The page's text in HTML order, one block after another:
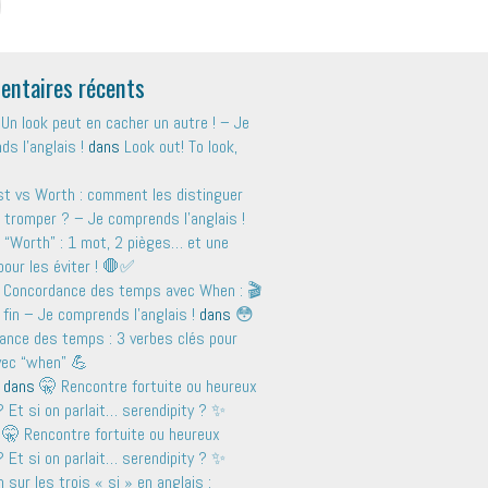
récents
look peut en cacher un autre ! – Je
l'anglais ! dans Look out! To look,
vs Worth : comment les distinguer
? – Je comprends l'anglais !
: 1 mot, 2 pièges… et une
les éviter ! 🛑✅
des temps avec When : 🎬
– Je comprends l'anglais ! dans 😳
des temps : 3 verbes clés pour
“when” 💪
🤫 Rencontre fortuite ou heureux
Et si on parlait… serendipity ? ✨
🤫 Rencontre fortuite ou heureux
Et si on parlait… serendipity ? ✨
sur les trois « si » en anglais :